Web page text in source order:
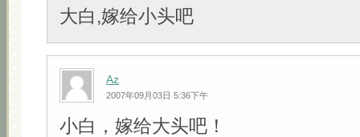
大白,嫁给小头吧
Az
2007年09月03日 5:36下午
小白，嫁给大头吧！